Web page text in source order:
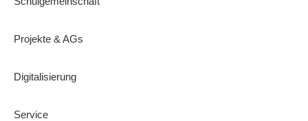
Projekte & AGs
Digitalisierung
Service